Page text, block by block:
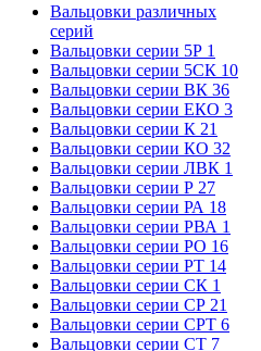
Вальцовки различных
серий
Вальцовки серии 5Р 1
Вальцовки серии 5СК 10
Вальцовки серии ВК 36
Вальцовки серии ЕКО 3
Вальцовки серии К 21
Вальцовки серии КО 32
Вальцовки серии ЛВК 1
Вальцовки серии Р 27
Вальцовки серии РА 18
Вальцовки серии РВА 1
Вальцовки серии РО 16
Вальцовки серии РТ 14
Вальцовки серии СК 1
Вальцовки серии СР 21
Вальцовки серии СРТ 6
Вальцовки серии СТ 7